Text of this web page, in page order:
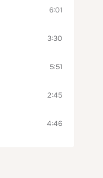
6:01
3:30
5:51
2:45
4:46